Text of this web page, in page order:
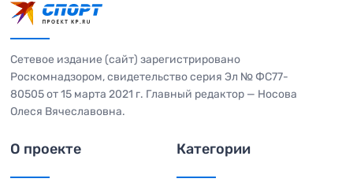
Сетевое издание (сайт) зарегистрировано
Роскомнадзором, свидетельство серия Эл № ФС77-
80505 от 15 марта 2021 г. Главный редактор — Носова
Олеся Вячеславовна.
О проекте Категории